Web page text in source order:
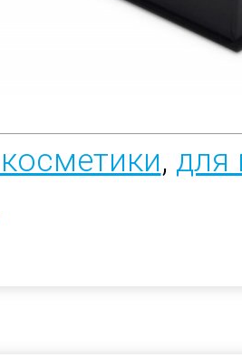
, для